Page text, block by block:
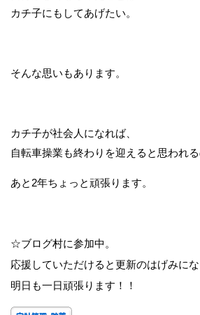
カチ子にもしてあげたい。
そんな思いもあります。
カチ子が社会人になれば、
自転車操業も終わりを迎えると思われる
あと2年ちょっと頑張ります。
☆ブログ村に参加中。
応援していただけると更新のはげみにな
明日も一日頑張ります！！